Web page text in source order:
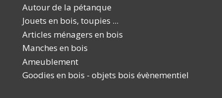
Autour de la pétanque
Jouets en bois, toupies ...
Articles ménagers en bois
Manches en bois
Ameublement
Goodies en bois - objets bois évènementiel